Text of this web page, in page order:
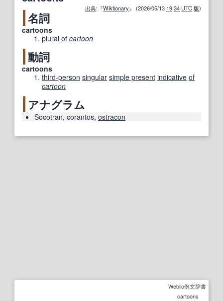
出典:『Wiktionary』 (2026/05/13 19:34 UTC 版)
名詞
cartoons
plural of cartoon
動詞
cartoons
third-person singular simple present indicative of
cartoon
アナグラム
Socotran, corantos, ostracon
Weblio例文辞書
cartoons